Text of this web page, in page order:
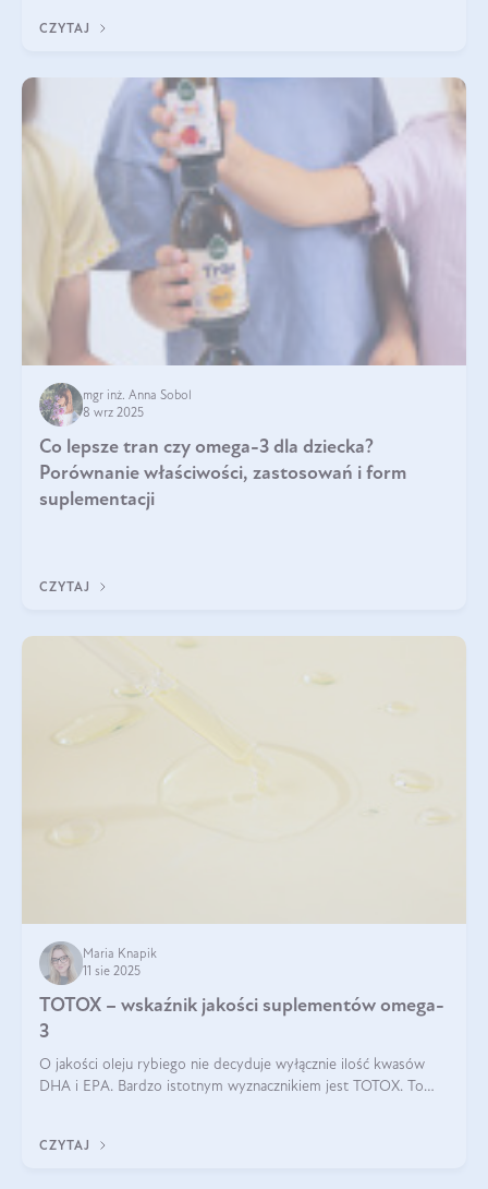
CZYTAJ
mgr inż. Anna Sobol
8 wrz 2025
Co lepsze tran czy omega-3 dla dziecka?
Porównanie właściwości, zastosowań i form
suplementacji
CZYTAJ
Maria Knapik
11 sie 2025
TOTOX – wskaźnik jakości suplementów omega-
3
O jakości oleju rybiego nie decyduje wyłącznie ilość kwasów
DHA i EPA. Bardzo istotnym wyznacznikiem jest TOTOX. To
CZYTAJ